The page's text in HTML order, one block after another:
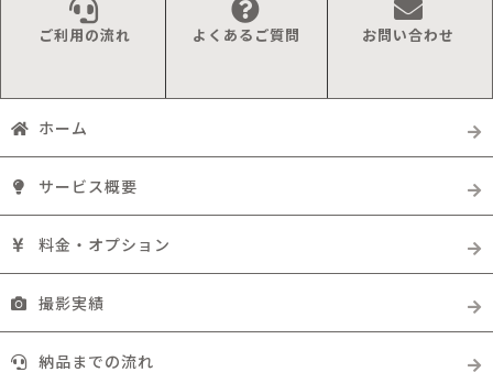
ご利用の流れ よくあるご質問 お問い合わせ
ホーム
サービス概要
料金・オプション
撮影実績
納品までの流れ